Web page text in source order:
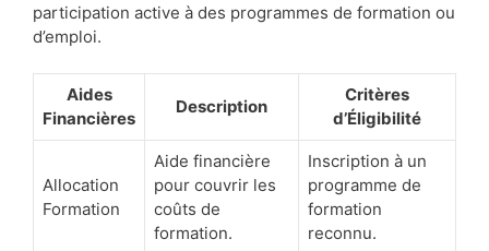
participation active à des programmes de formation ou
d’emploi.
Aides
Financières
Description
Critères
d’Éligibilité
Allocation
Formation
Aide financière
pour couvrir les
coûts de
formation.
Inscription à un
programme de
formation
reconnu.